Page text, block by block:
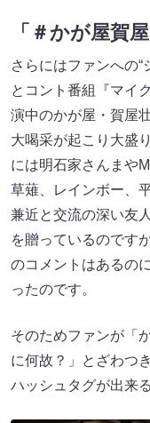
「＃かが屋賀
さらにはファンへの
とコント番組『マイ
演中のかが屋・賀屋
大喝采が起こり大盛
には明石家さんまや
草薙、レインボー、
兼近と交流の深い友
を贈っているのです
のコメントはあるの
ったのです。
そのためファンが「
に何故？」とざわつ
ハッシュタグが出来